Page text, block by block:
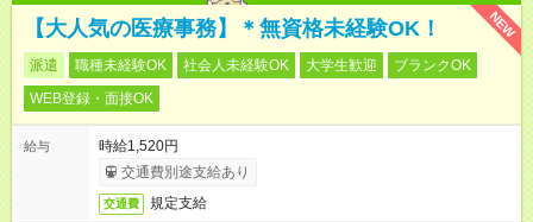
NEW
【大人気の医療事務】＊無資格未経験OK！
派遣 職種未経験OK 社会人未経験OK 大学生歓迎
ブランクOK
WEB登録・面接OK
給与
時給1,520円
交通費別途支給あり
交通費 規定支給